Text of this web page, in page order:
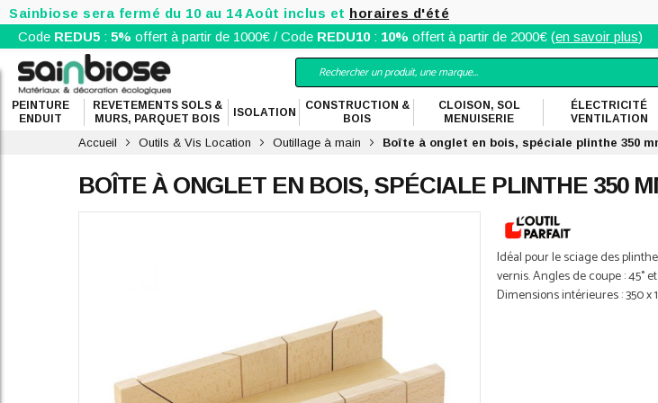
Sainbiose sera fermé du 10 au 14 Août inclus et horaires d'été
Code REDU5 :5% offert à partir de 1000€ / Code REDU10: 10% offert à partir de 2000€ (en savoir plus)
PEINTURE
ENDUIT
REVETEMENTS SOLS &
MURS, PARQUET BOIS
ISOLATION
CONSTRUCTION &
BOIS
CLOISON, SOL
MENUISERIE
ÉLECTRICITÉ
VENTILATION
Accueil Outils & Vis Location Outillage à main Boîte à onglet en bois, spéciale plinthe 350
BOÎTE À ONGLET EN BOIS, SPÉCIALE PLINTHE 350
Idéal pour le sciage des
vernis. Angles de coupe : 45° et
Dimensions intérieures : 350 x